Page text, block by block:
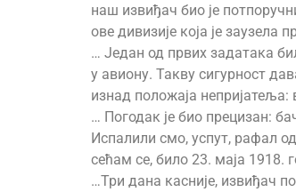
наш извиђач био је
ове дивизије која је заузела
… Један од првих задатака
у авиону. Такву сигурност
изнад положаја
… Погодак је био прецизан:
Испалили смо, успут, рафал
сећам се, било 23. маја 1918.
…Три дана касније, извиђач